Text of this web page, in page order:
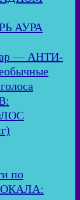
АУРА
— АНТИ-
по